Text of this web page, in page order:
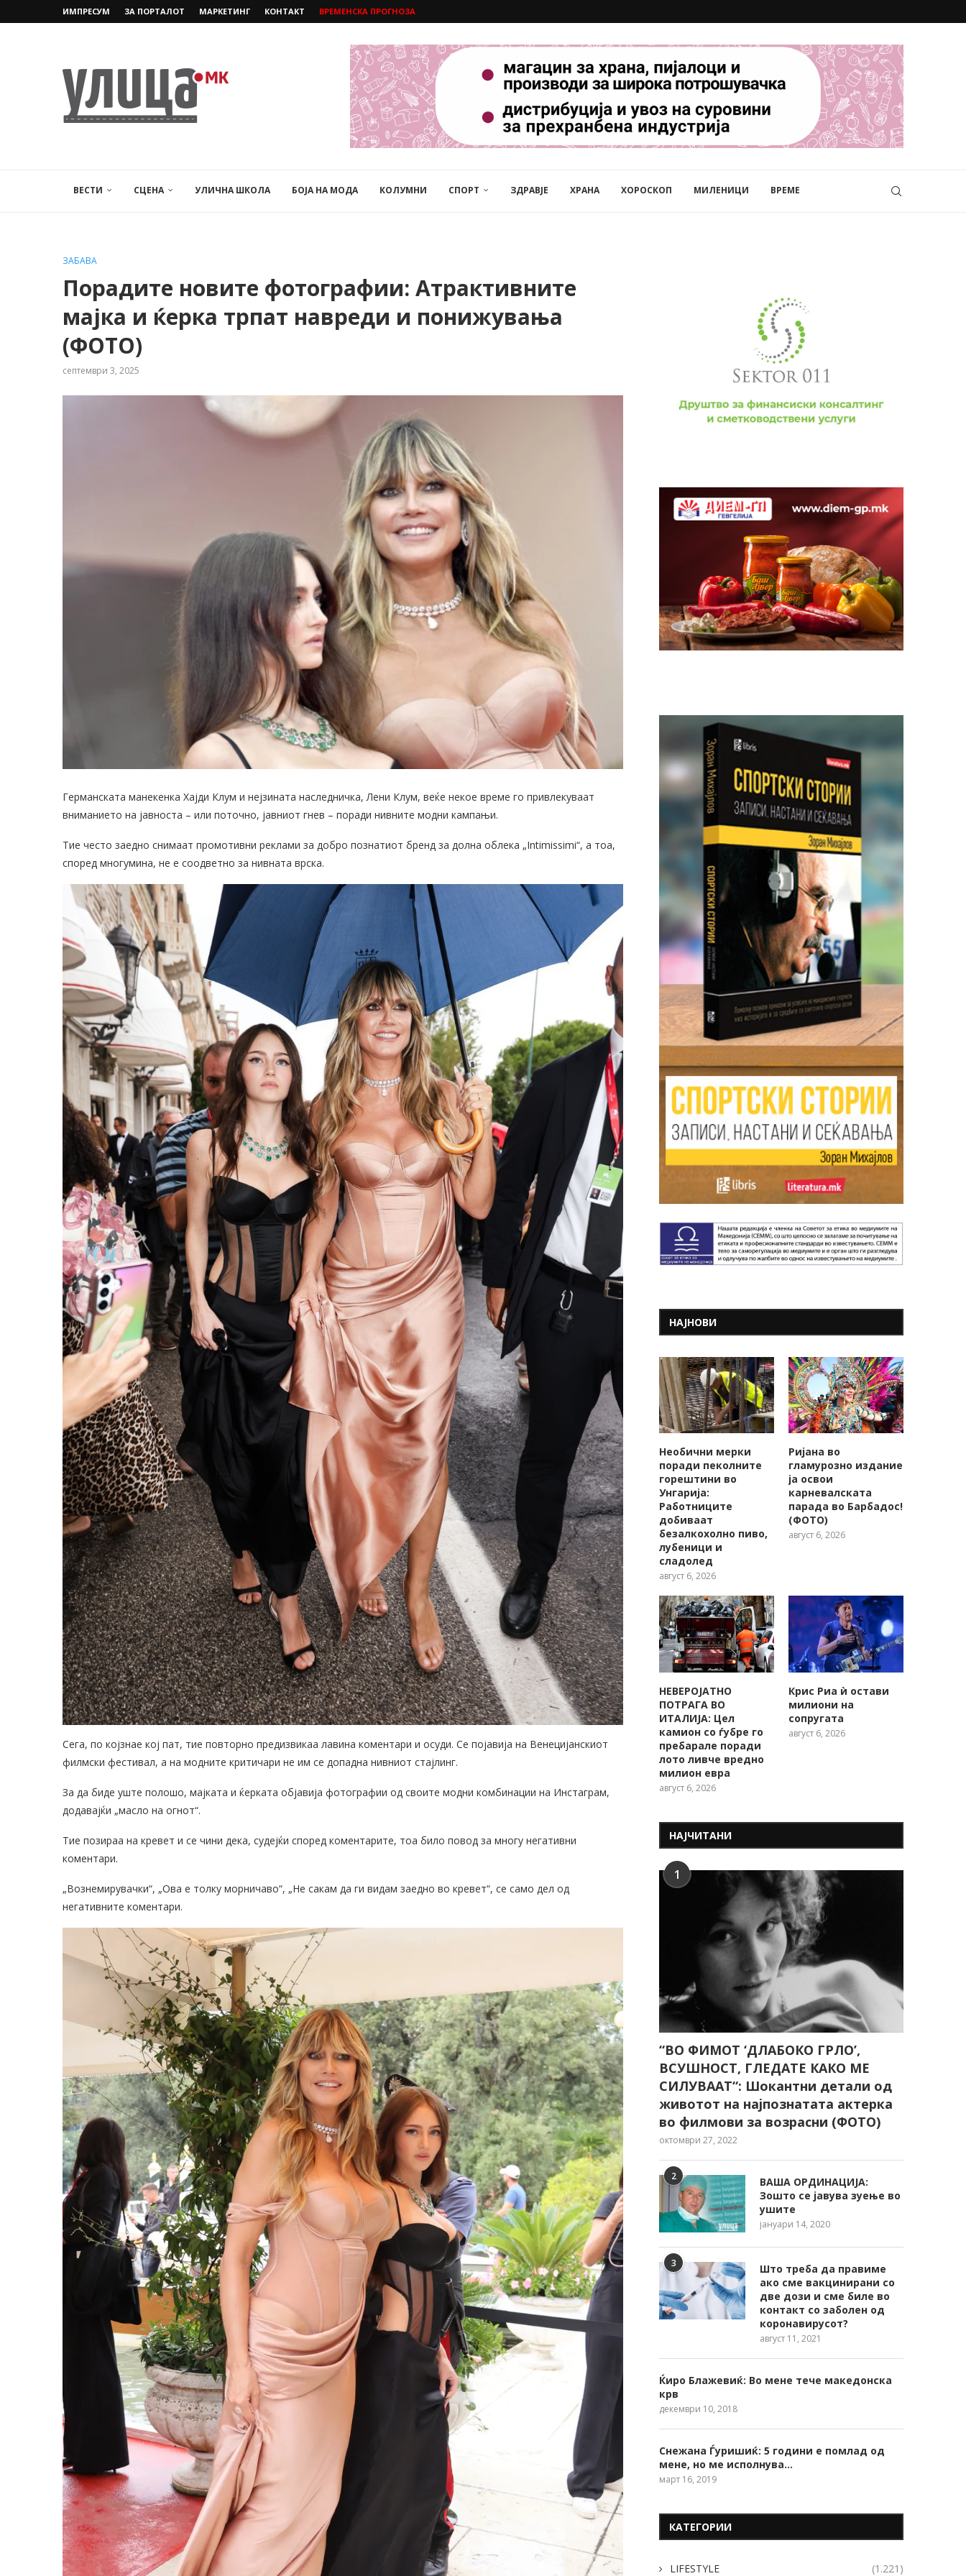
ИМПРЕСУМ ЗА ПОРТАЛОТ МАРКЕТИНГ КОНТАКТ ВРЕМЕНСКА ПРОГНОЗА
ВЕСТИ СЦЕНА УЛИЧНА ШКОЛА БОЈА НА МОДА КОЛУМНИ СПОРТ ЗДРАВЈЕ ХРАНА ХОРОСКОП МИЛЕНИЦИ ВРЕМЕ
ЗАБАВА
Порадите новите фотографии: Атрактивните
мајка и ќерка трпат навреди и понижувања
(ФОТО)
септември 3, 2025
Германската манекенка Хајди Клум и нејзината наследничка, Лени Клум, веќе некое време го привлекуваат
вниманието на јавноста – или поточно, јавниот гнев – поради нивните модни кампањи.
Тие често заедно снимаат промотивни реклами за добро познатиот бренд за долна облека „Intimissimi“, а тоа,
според многумина, не е соодветно за нивната врска.
Сега, по којзнае кој пат, тие повторно предизвикаа лавина коментари и осуди. Се појавија на Венецијанскиот
филмски фестивал, а на модните критичари не им се допадна нивниот стајлинг.
За да биде уште полошо, мајката и ќерката објавија фотографии од своите модни комбинации на Инстаграм,
додавајќи „масло на огнот“.
Тие позираа на кревет и се чини дека, судејќи според коментарите, тоа било повод за многу негативни
коментари.
„Вознемирувачки“, „Ова е толку морничаво“, „Не сакам да ги видам заедно во кревет“, се само дел од
негативните коментари.
НАЈНОВИ
Необични мерки
поради пеколните
горештини во
Унгарија:
Работниците
добиваат
безалкохолно пиво,
лубеници и
сладолед
август 6, 2026
Ријана во
гламурозно издание
ја освои
карневалската
парада во Барбадос!
(ФОТО)
август 6, 2026
НЕВЕРОЈАТНО
ПОТРАГА ВО
ИТАЛИЈА: Цел
камион со ѓубре го
пребарале поради
лото ливче вредно
милион евра
август 6, 2026
Крис Риа ѝ остави
милиони на
сопругата
август 6, 2026
НАЈЧИТАНИ
1
“ВО ФИМОТ ‘ДЛАБОКО ГРЛО’,
ВСУШНОСТ, ГЛЕДАТЕ КАКО МЕ
СИЛУВААТ“: Шокантни детали од
животот на најпознатата актерка
во филмови за возрасни (ФОТО)
октомври 27, 2022
2
ВАША ОРДИНАЦИЈА:
Зошто се јавува зуење во
ушите
јануари 14, 2020
3
Што треба да правиме
ако сме вакцинирани со
две дози и сме биле во
контакт со заболен од
коронавирусот?
август 11, 2021
Ќиро Блажевиќ: Во мене тече македонска
крв
декември 10, 2018
Снежана Ѓуришиќ: 5 години е помлад од
мене, но ме исполнува…
март 16, 2019
КАТЕГОРИИ
LIFESTYLE (1.221)